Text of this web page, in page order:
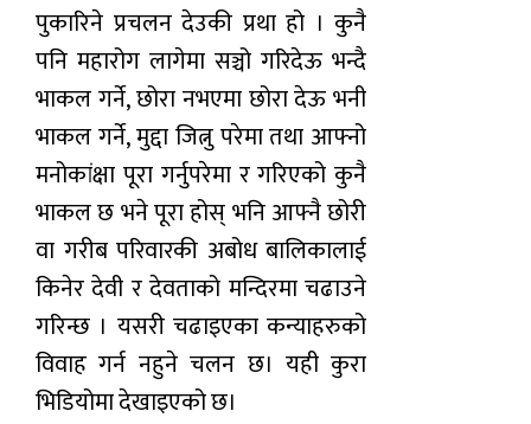
पुकारिने प्रचलन देउकी प्रथा हो । कुनै
पनि महारोग लागेमा सञ्चो गरिदेऊ भन्दै
भाकल गर्ने, छोरा नभएमा छोरा देऊ भनी
भाकल गर्ने, मुद्दा जित्नु परेमा तथा आफ्नो
मनोकांक्षा पूरा गर्नुपरेमा र गरिएको कुनै
भाकल छ भने पूरा होस् भनि आफ्नै छोरी
वा गरीब परिवारकी अबोध बालिकालाई
किनेर देवी र देवताको मन्दिरमा चढाउने
गरिन्छ । यसरी चढाइएका कन्याहरुको
विवाह गर्न नहुने चलन छ। यही कुरा
भिडियोमा देखाइएको छ।